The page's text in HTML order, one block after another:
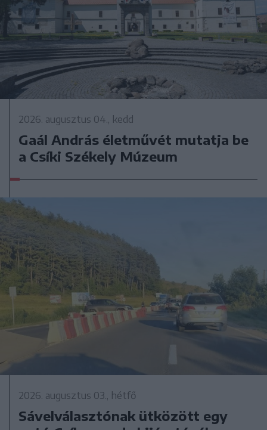
2026. augusztus 04., kedd
Gaál András életművét mutatja be
a Csíki Székely Múzeum
2026. augusztus 03., hétfő
Sávelválasztónak ütközött egy